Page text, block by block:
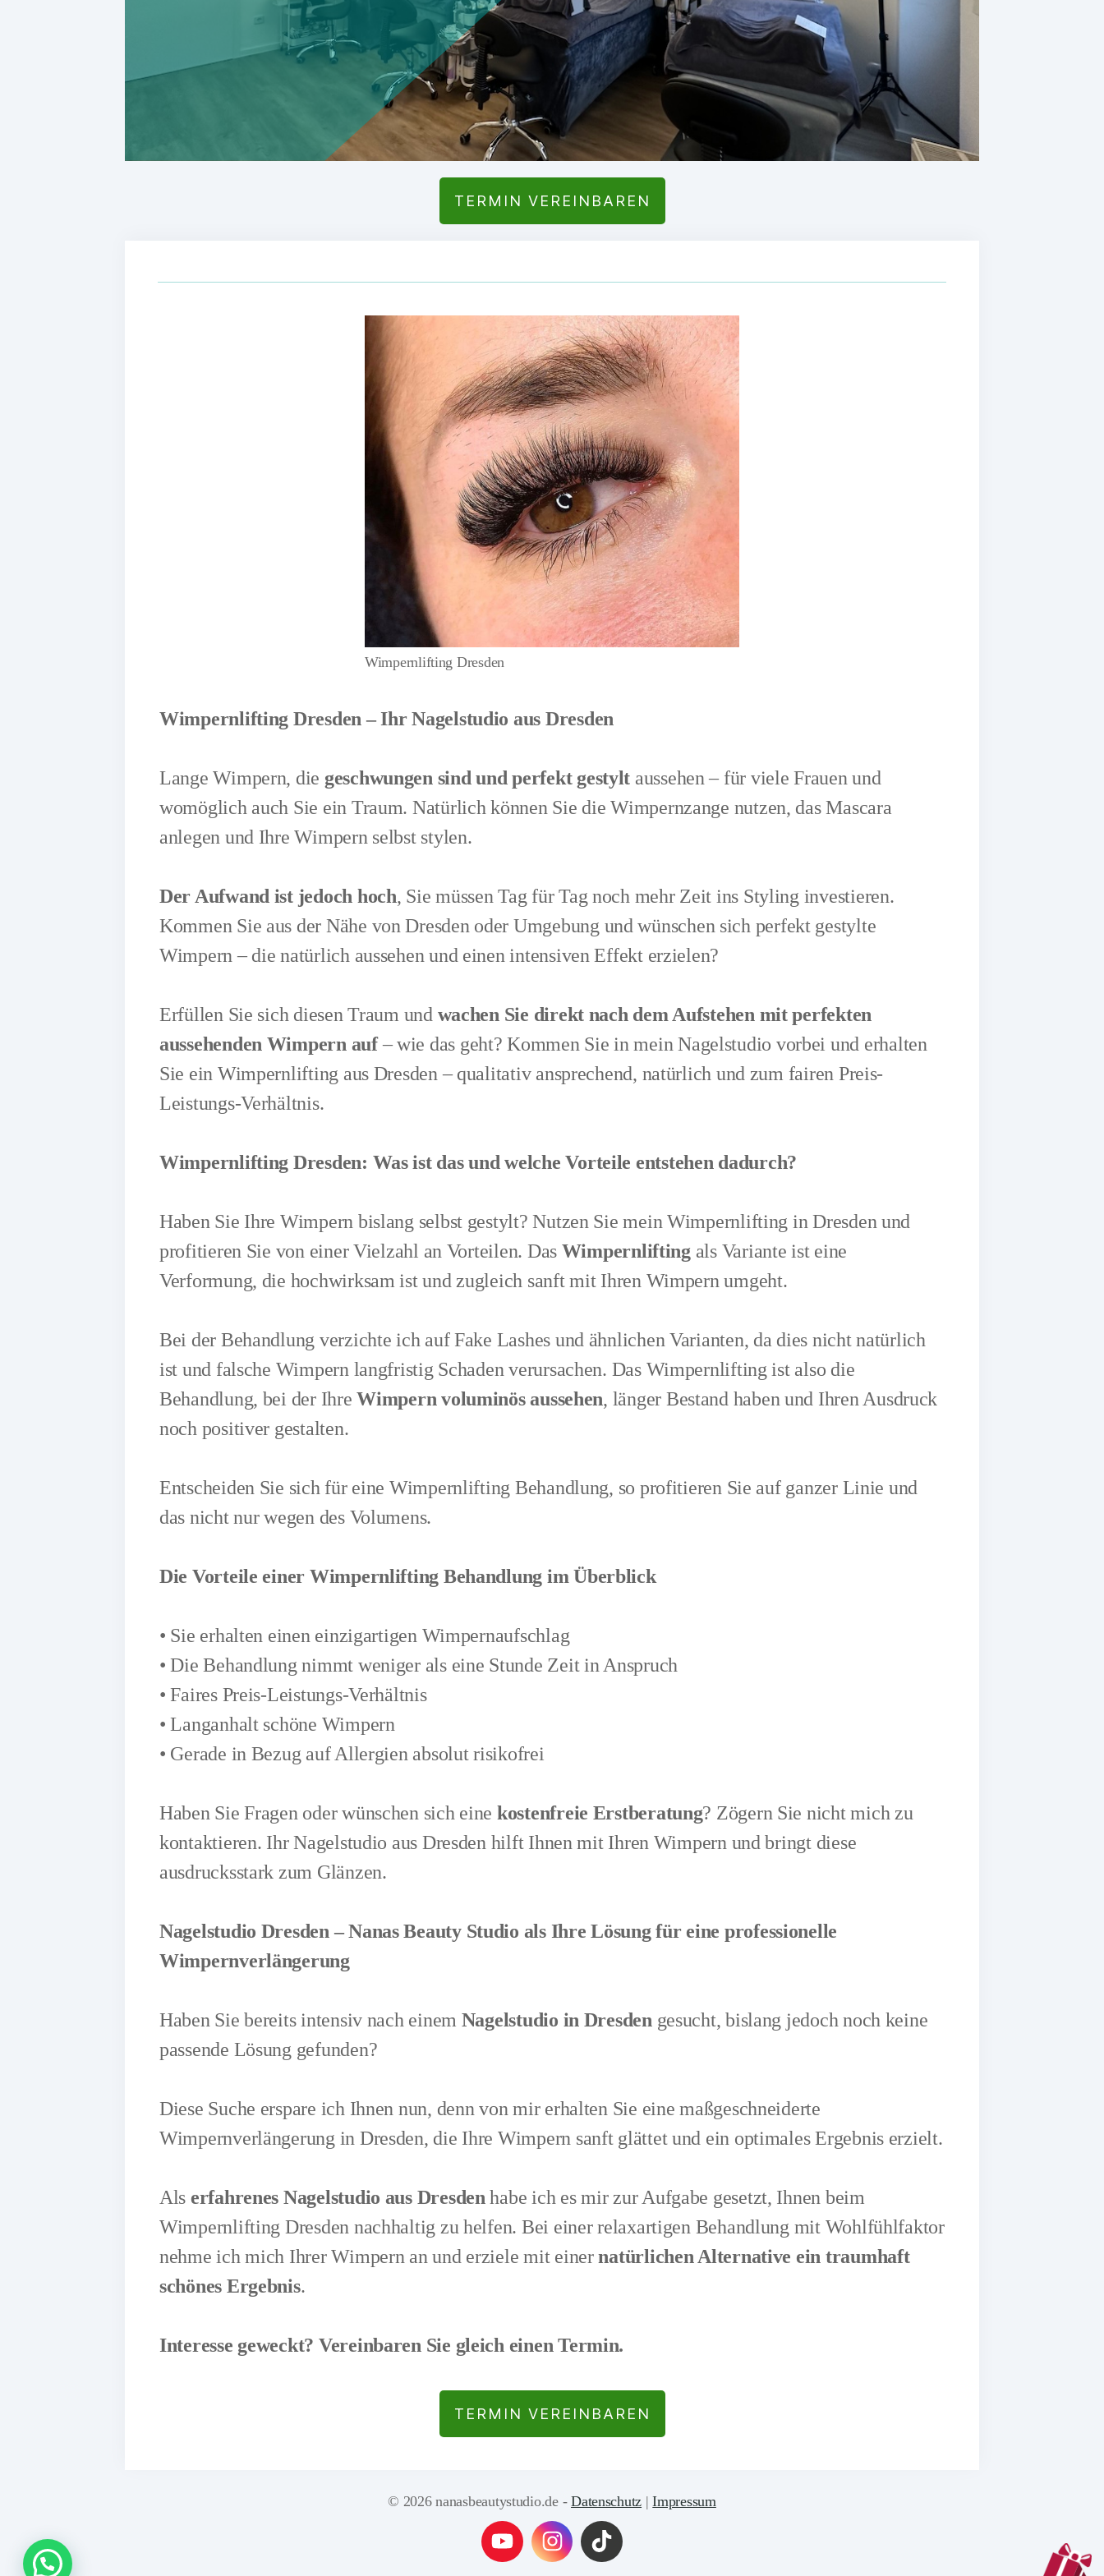
TERMIN VEREINBAREN
Wimpernlifting Dresden
Wimpernlifting Dresden – Ihr Nagelstudio aus Dresden
Lange Wimpern, die geschwungen sind und perfekt gestylt aussehen – für viele Frauen und
womöglich auch Sie ein Traum. Natürlich können Sie die Wimpernzange nutzen, das Mascara
anlegen und Ihre Wimpern selbst stylen.
Der Aufwand ist jedoch hoch, Sie müssen Tag für Tag noch mehr Zeit ins Styling investieren.
Kommen Sie aus der Nähe von Dresden oder Umgebung und wünschen sich perfekt gestylte
Wimpern – die natürlich aussehen und einen intensiven Effekt erzielen?
Erfüllen Sie sich diesen Traum und wachen Sie direkt nach dem Aufstehen mit perfekten
aussehenden Wimpern auf– wie das geht? Kommen Sie in mein Nagelstudio vorbei und erhalten
Sie ein Wimpernlifting aus Dresden – qualitativ ansprechend, natürlich und zum fairen Preis-
Leistungs-Verhältnis.
Wimpernlifting Dresden: Was ist das und welche Vorteile entstehen dadurch?
Haben Sie Ihre Wimpern bislang selbst gestylt? Nutzen Sie mein Wimpernlifting in Dresden und
profitieren Sie von einer Vielzahl an Vorteilen. Das Wimpernliftingals Variante ist eine
Verformung, die hochwirksam ist und zugleich sanft mit Ihren Wimpern umgeht.
Bei der Behandlung verzichte ich auf Fake Lashes und ähnlichen Varianten, da dies nicht natürlich
ist und falsche Wimpern langfristig Schaden verursachen. Das Wimpernlifting ist also die
Behandlung, bei der IhreWimpern voluminös aussehen, länger Bestand haben und Ihren Ausdruck
noch positiver gestalten.
Entscheiden Sie sich für eine Wimpernlifting Behandlung, so profitieren Sie auf ganzer Linie und
das nicht nur wegen des Volumens.
Die Vorteile einer Wimpernlifting Behandlung im Überblick
• Sie erhalten einen einzigartigen Wimpernaufschlag
• Die Behandlung nimmt weniger als eine Stunde Zeit in Anspruch
• Faires Preis-Leistungs-Verhältnis
• Langanhalt schöne Wimpern
• Gerade in Bezug auf Allergien absolut risikofrei
Haben Sie Fragen oder wünschen sich eine kostenfreie Erstberatung? Zögern Sie nicht mich zu
kontaktieren. Ihr Nagelstudio aus Dresden hilft Ihnen mit Ihren Wimpern und bringt diese
ausdrucksstark zum Glänzen.
Nagelstudio Dresden – Nanas Beauty Studio als Ihre Lösung für eine professionelle
Wimpernverlängerung
Haben Sie bereits intensiv nach einem Nagelstudio in Dresden gesucht, bislang jedoch noch keine
passende Lösung gefunden?
Diese Suche erspare ich Ihnen nun, denn von mir erhalten Sie eine maßgeschneiderte
Wimpernverlängerung in Dresden, die Ihre Wimpern sanft glättet und ein optimales Ergebnis erzielt.
Als erfahrenes Nagelstudio aus Dresden habe ich es mir zur Aufgabe gesetzt, Ihnen beim
Wimpernlifting Dresden nachhaltig zu helfen. Bei einer relaxartigen Behandlung mit Wohlfühlfaktor
nehme ich mich Ihrer Wimpern an und erziele mit einernatürlichen Alternative ein traumhaft
schönes Ergebnis.
Interesse geweckt? Vereinbaren Sie gleich einen Termin.
TERMIN VEREINBAREN
© 2026 nanasbeautystudio.de -Datenschutz |Impressum